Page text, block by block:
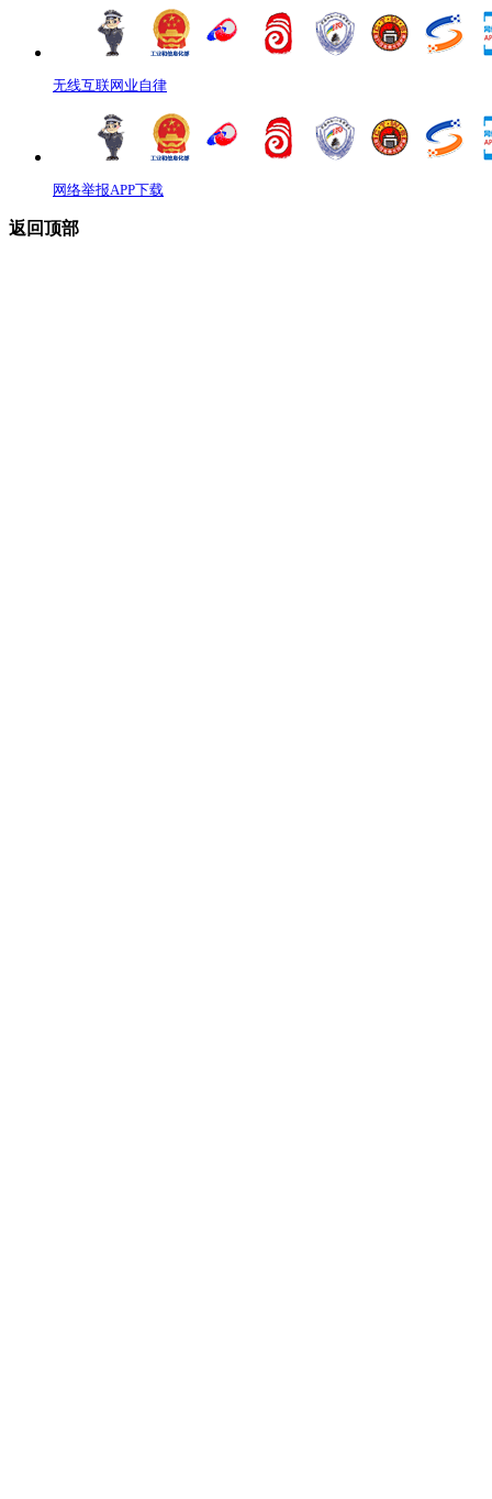
无线互联网业自律
网络举报APP下载
返回顶部